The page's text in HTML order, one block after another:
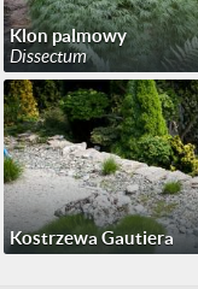
Klon palmowy
Dissectum
Kostrzewa Gautiera